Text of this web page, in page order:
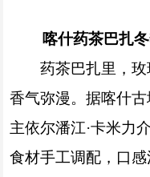
喀什药茶巴扎
药茶巴扎里，
香气弥漫。据喀什
主依尔潘江·卡米力
食材手工调配，口